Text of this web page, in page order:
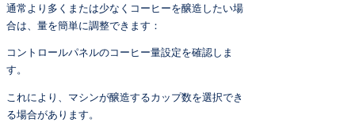
通常より多くまたは少なくコーヒーを醸造したい場
合は、量を簡単に調整できます：
コントロールパネルのコーヒー量設定を確認しま
す。
これにより、マシンが醸造するカップ数を選択でき
る場合があります。